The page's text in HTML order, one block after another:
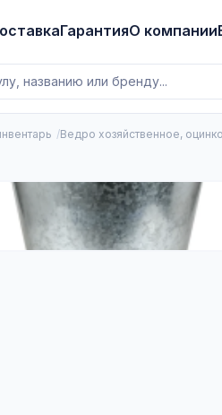
ГарантияО компании
Ведро хозяйственное,